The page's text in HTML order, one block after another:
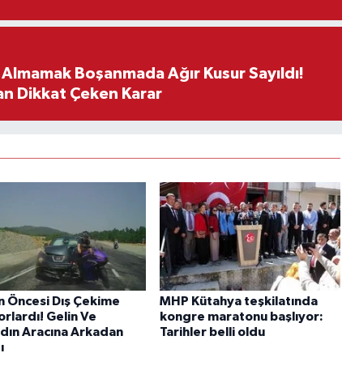
Boşanmada Ağır Kusur Sayıldı!
Dikkat Çeken Karar
Öncesi Dış Çekime
Gelin Ve
Aracına Arkadan
MHP Kütahya teşkilatında
kongre maratonu başlıyor:
Tarihler belli oldu